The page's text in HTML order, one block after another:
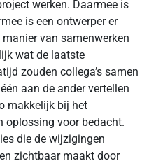
werken. Daarmee is
is een ontwerper er
van samenwerken
wat de laatste
zouden collega’s samen
aan de ander vertellen
makkelijk bij het
oplossing voor bedacht.
die de wijzigingen
zichtbaar maakt door